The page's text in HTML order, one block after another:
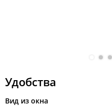
Удобства
Вид из окна